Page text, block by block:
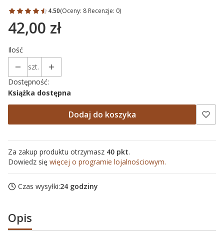
4.50(Oceny: 8 Recenzje: 0)
Cena
42,00 zł
Ilość
szt.
Dostępność:
Książka dostępna
Dodaj do koszyka
Za zakup produktu otrzymasz 40 pkt.
Dowiedz się więcej o programie lojalnościowym.
Czas wysyłki:24 godziny
Opis